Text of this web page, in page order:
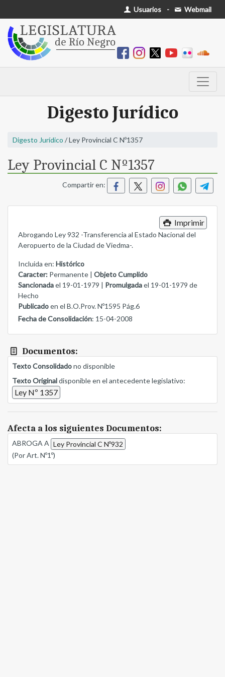
Usuarios - Webmail
Digesto Jurídico
Digesto Jurídico / Ley Provincial C Nº1357
Ley Provincial C Nº1357
Compartir en:
Imprimir
Abrogando Ley 932 -Transferencia al Estado Nacional del
Aeropuerto de la Ciudad de Viedma-.
Incluida en: Histórico
Caracter: Permanente | Objeto Cumplido
Sancionadael 19-01-1979 | Promulgadael 19-01-1979 de
Hecho
Publicadoen el B.O.Prov. Nº1595 Pág.6
Fecha de Consolidación: 15-04-2008
Documentos:
Texto Consolidadono disponible
Texto Originaldisponible en el antecedente legislativo:
Ley Nº 1357
Afecta a los siguientes Documentos:
ABROGA A Ley Provincial C Nº932
(Por Art. Nº1º)